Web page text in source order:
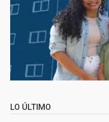
LO ÚLTIMO